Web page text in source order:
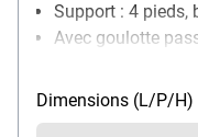
Support : 4 pieds,
Avec goulotte
Dimensions (L/P/